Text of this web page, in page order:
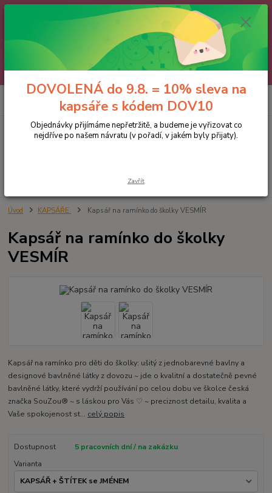
🌼 DOVOLENÁ do 9.8. 🌼
Jakmile se vrátíme, všechny objednávky, e-maily i telefonáty vyřídíme
postupně - v pořadí, v jakém nám přišly. Děkujeme za trpělivost.
A abychom vám čekání trochu zpříjemnili: doprava ZDARMA nad 700 Kč
a 10% sleva na kapsáře 😊 Slevový kód: DOV10
Menu
0
Úvod KAPSÁŘE Kapsář na ramínko do školky VESMÍR
Kapsář na ramínko do školky
VESMÍR
Kapsář na ramínko pro děti do školky: ušitý z jednobarevné bavlny a
designové bavlněné látky z dovozu ~ jde o kvalitní a dostatečně pevné
bavlněné látky, které vydrží používání po celou dobu ve školce česká
značka SouZou® ~ s láskou pro Vás ♡ ~ preciznost detailu, kvalita a
Vaše spokojenost st... celý popis
Dostupnost
5 pracovních dní / na zakázku
Varianta
DOVOLENÁ do 9.8. = 10% sleva na
kapsáře s kódem DOV10
Objednávky přijímáme nepřetržitě, a budeme je vyřizovat co
nejdříve po našem návratu (v pořadí, v jakém byly přijaty).
Zavřít